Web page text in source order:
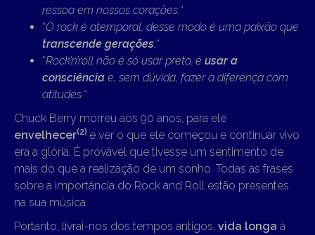
ressoa em nossos corações. “
“O rock é atemporal, desse modo é uma paixão que
transcende gerações “
“Rock’n’roll não é só usar preto, é usar a
consciência e, sem dúvida, fazer a diferença com
atitudes. “
Chuck Berry morreu aos 90 anos, para ele
envelhecer(2) e ver o que ele começou e continuar vivo
era a glória. É provável que tivesse um sentimento de
mais do que a realização de um sonho. Todas as frases
sobre a importância do Rock and Roll estão presentes
na sua música.
Portanto, livrai-nos dos tempos antigos, vida longa à